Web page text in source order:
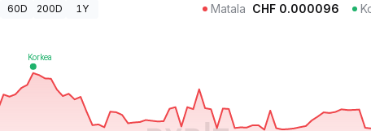
60D 200D 1Y Matala CHF 0.000096